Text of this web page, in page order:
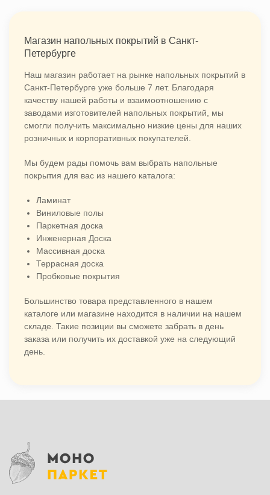
Магазин напольных покрытий в Санкт-
Петербурге
Наш магазин работает на рынке напольных покрытий в
Санкт-Петербурге уже больше 7 лет. Благодаря
качеству нашей работы и взаимоотношению с
заводами изготовителей напольных покрытий, мы
смогли получить максимально низкие цены для наших
розничных и корпоративных покупателей.
Мы будем рады помочь вам выбрать напольные
покрытия для вас из нашего каталога:
Ламинат
Виниловые полы
Паркетная доска
Инженерная Доска
Массивная доска
Террасная доска
Пробковые покрытия
Большинство товара представленного в нашем
каталоге или магазине находится в наличии на нашем
складе. Такие позиции вы сможете забрать в день
заказа или получить их доставкой уже на следующий
день.